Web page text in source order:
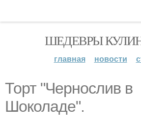
ШЕДЕВРЫ
главная новости
Торт "Чернослив в
Шоколаде".